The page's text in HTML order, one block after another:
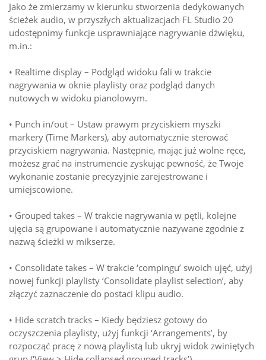
Jako że zmierzamy w kierunku stworzenia dedykowanych
ścieżek audio, w przyszłych aktualizacjach FL Studio 20
udostępnimy funkcje usprawniające nagrywanie dźwięku,
m.in.:
• Realtime display – Podgląd widoku fali w trakcie
nagrywania w oknie playlisty oraz podgląd danych
nutowych w widoku pianolowym.
• Punch in/out – Ustaw prawym przyciskiem myszki
markery (Time Markers), aby automatycznie sterować
przyciskiem nagrywania. Następnie, mając już wolne ręce,
możesz grać na instrumencie zyskując pewność, że Twoje
wykonanie zostanie precyzyjnie zarejestrowane i
umiejscowione.
• Grouped takes – W trakcie nagrywania w pętli, kolejne
ujęcia są grupowane i automatycznie nazywane zgodnie z
nazwą ścieżki w mikserze.
• Consolidate takes – W trakcie ‘compingu’ swoich ujęć, użyj
nowej funkcji playlisty ‘Consolidate playlist selection’, aby
złączyć zaznaczenie do postaci klipu audio.
• Hide scratch tracks – Kiedy będziesz gotowy do
oczyszczenia playlisty, użyj funkcji ‘Arrangements’, by
rozpocząć pracę z nową playlistą lub ukryj widok zwiniętych